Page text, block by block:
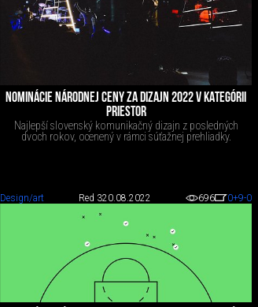
NOMINÁCIE NÁRODNEJ CENY ZA DIZAJN 2022 V KATEGÓRII
PRIESTOR
Najlepší slovenský komunikačný dizajn z posledných
dvoch rokov, ocenený v rámci súťažnej prehliadky.
Design/art Red 320.08.2022 696 0+9-0